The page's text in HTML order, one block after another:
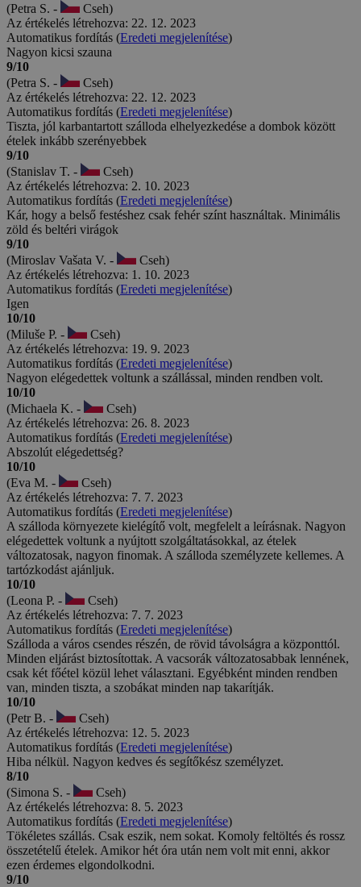
(Petra S. -
Cseh)
Az értékelés létrehozva: 22. 12. 2023
Automatikus fordítás (Eredeti megjelenítése)
Nagyon kicsi szauna
9/10
(Petra S. -
Cseh)
Az értékelés létrehozva: 22. 12. 2023
Automatikus fordítás (Eredeti megjelenítése)
Tiszta, jól karbantartott szálloda elhelyezkedése a dombok között
ételek inkább szerényebbek
9/10
(Stanislav T. -
Cseh)
Az értékelés létrehozva: 2. 10. 2023
Automatikus fordítás (Eredeti megjelenítése)
Kár, hogy a belső festéshez csak fehér színt használtak. Minimális
zöld és beltéri virágok
9/10
(Miroslav Vašata V. -
Cseh)
Az értékelés létrehozva: 1. 10. 2023
Automatikus fordítás (Eredeti megjelenítése)
Igen
10/10
(Miluše P. -
Cseh)
Az értékelés létrehozva: 19. 9. 2023
Automatikus fordítás (Eredeti megjelenítése)
Nagyon elégedettek voltunk a szállással, minden rendben volt.
10/10
(Michaela K. -
Cseh)
Az értékelés létrehozva: 26. 8. 2023
Automatikus fordítás (Eredeti megjelenítése)
Abszolút elégedettség?
10/10
(Eva M. -
Cseh)
Az értékelés létrehozva: 7. 7. 2023
Automatikus fordítás (Eredeti megjelenítése)
A szálloda környezete kielégítő volt, megfelelt a leírásnak. Nagyon
elégedettek voltunk a nyújtott szolgáltatásokkal, az ételek
változatosak, nagyon finomak. A szálloda személyzete kellemes. A
tartózkodást ajánljuk.
10/10
(Leona P. -
Cseh)
Az értékelés létrehozva: 7. 7. 2023
Automatikus fordítás (Eredeti megjelenítése)
Szálloda a város csendes részén, de rövid távolságra a központtól.
Minden eljárást biztosítottak. A vacsorák változatosabbak lennének,
csak két főétel közül lehet választani. Egyébként minden rendben
van, minden tiszta, a szobákat minden nap takarítják.
10/10
(Petr B. -
Cseh)
Az értékelés létrehozva: 12. 5. 2023
Automatikus fordítás (Eredeti megjelenítése)
Hiba nélkül. Nagyon kedves és segítőkész személyzet.
8/10
(Simona S. -
Cseh)
Az értékelés létrehozva: 8. 5. 2023
Automatikus fordítás (Eredeti megjelenítése)
Tökéletes szállás. Csak eszik, nem sokat. Komoly feltöltés és rossz
összetételű ételek. Amikor hét óra után nem volt mit enni, akkor
ezen érdemes elgondolkodni.
9/10